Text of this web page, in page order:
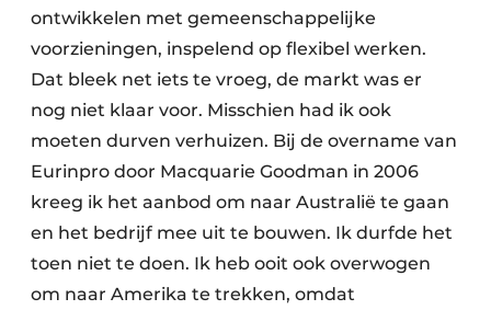
ontwikkelen met gemeenschappelijke
voorzieningen, inspelend op flexibel werken.
Dat bleek net iets te vroeg, de markt was er
nog niet klaar voor. Misschien had ik ook
moeten durven verhuizen. Bij de overname van
Eurinpro door Macquarie Goodman in 2006
kreeg ik het aanbod om naar Australië te gaan
en het bedrijf mee uit te bouwen. Ik durfde het
toen niet te doen. Ik heb ooit ook overwogen
om naar Amerika te trekken, omdat